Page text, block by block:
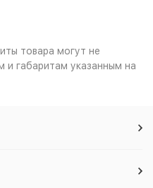
товара могут не
и габаритам указанным на